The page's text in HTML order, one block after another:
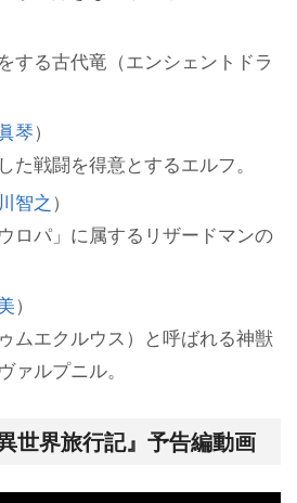
する古代竜（エンシェントドラ
琴）
た戦闘を得意とするエルフ。
智之）
ロパ」に属するリザードマンの
）
ムエクルウス）と呼ばれる神獣
ァルプニル。
世界旅行記』予告編動画